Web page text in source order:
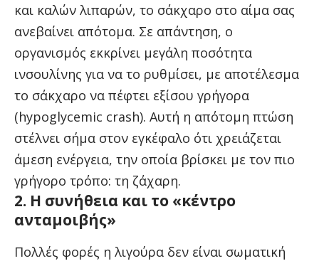
και καλών λιπαρών, το σάκχαρο στο αίμα σας
ανεβαίνει απότομα. Σε απάντηση, ο
οργανισμός εκκρίνει μεγάλη ποσότητα
ινσουλίνης για να το ρυθμίσει, με αποτέλεσμα
το σάκχαρο να πέφτει εξίσου γρήγορα
(hypoglycemic crash). Αυτή η απότομη πτώση
στέλνει σήμα στον εγκέφαλο ότι χρειάζεται
άμεση ενέργεια, την οποία βρίσκει με τον πιο
γρήγορο τρόπο: τη ζάχαρη.
2. Η συνήθεια και το «κέντρο
ανταμοιβής»
Πολλές φορές η λιγούρα δεν είναι σωματική